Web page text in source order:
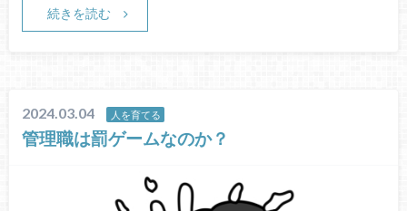
続きを読む
2024.03.04 人を育てる
管理職は罰ゲームなのか？